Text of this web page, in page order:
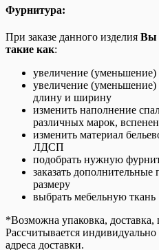
Фурнитура:
При заказе данного изделия Вы
такие как:
увеличение (уменьшение)
увеличение (уменьшение)
длину и ширину
изменить наполнение
различных марок,
изменить материал
ЛДСП
подобрать нужную
заказать
размеру
выбрать мебельную ткань
*Возможна упаковка,
Рассчитывается
адреса доставки.